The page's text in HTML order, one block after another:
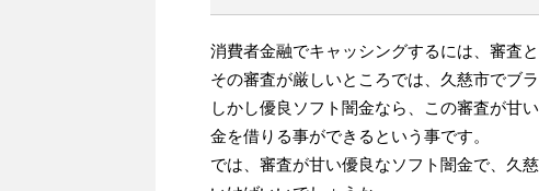
消費者金融でキャッシングするには、審査
その審査が厳しいところでは、久慈市でブ
しかし優良ソフト闇金なら、この審査が甘
金を借りる事ができるという事です。
では、審査が甘い優良なソフト闇金で、久